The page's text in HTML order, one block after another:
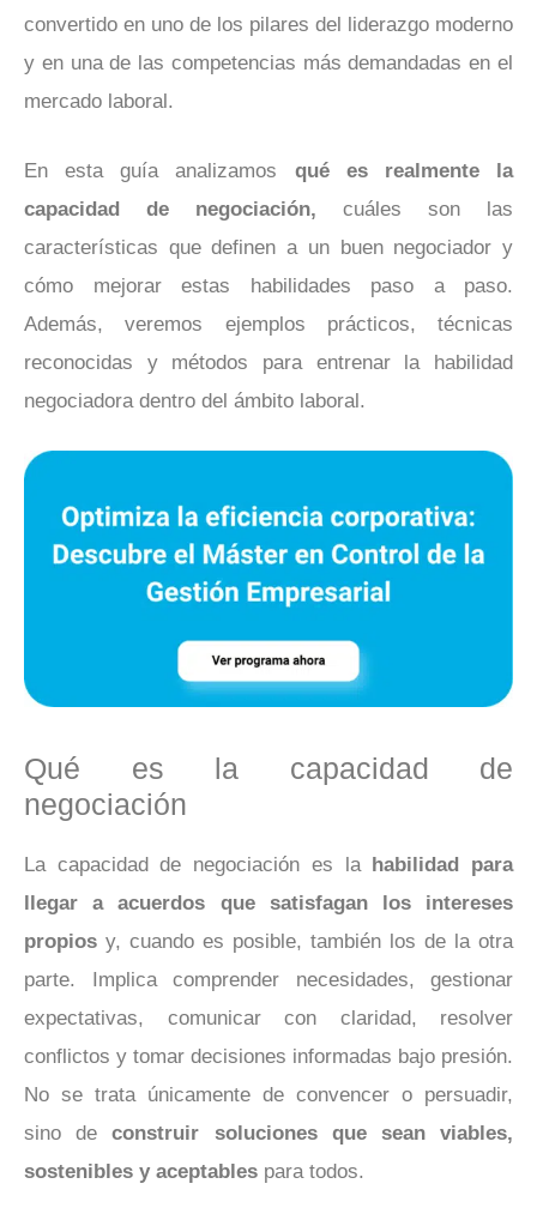
convertido en uno de los pilares del liderazgo moderno
y en una de las competencias más demandadas en el
mercado laboral.
En esta guía analizamos qué es realmente la
capacidad de negociación, cuáles son las
características que definen a un buen negociador y
cómo mejorar estas habilidades paso a paso.
Además, veremos ejemplos prácticos, técnicas
reconocidas y métodos para entrenar la habilidad
negociadora dentro del ámbito laboral.
Qué es la capacidad de
negociación
La capacidad de negociación es la habilidad para
llegar a acuerdos que satisfagan los intereses
propios y, cuando es posible, también los de la otra
parte. Implica comprender necesidades, gestionar
expectativas, comunicar con claridad, resolver
conflictos y tomar decisiones informadas bajo presión.
No se trata únicamente de convencer o persuadir,
sino deconstruir soluciones que sean viables,
sostenibles y aceptables para todos.